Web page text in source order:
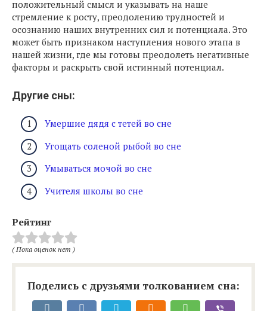
положительный смысл и указывать на наше
стремление к росту, преодолению трудностей и
осознанию наших внутренних сил и потенциала. Это
может быть признаком наступления нового этапа в
нашей жизни, где мы готовы преодолеть негативные
факторы и раскрыть свой истинный потенциал.
Другие сны:
Умершие дядя с тетей во сне
Угощать соленой рыбой во сне
Умываться мочой во сне
Учителя школы во сне
Рейтинг
( Пока оценок нет )
Поделись с друзьями толкованием сна: